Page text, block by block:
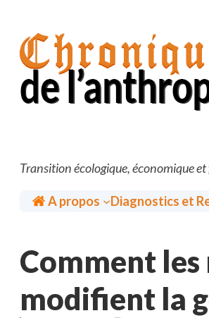
contenu
Transition écologique, économique
Accueil
A propos Diagnostics et
Comment
modifient la